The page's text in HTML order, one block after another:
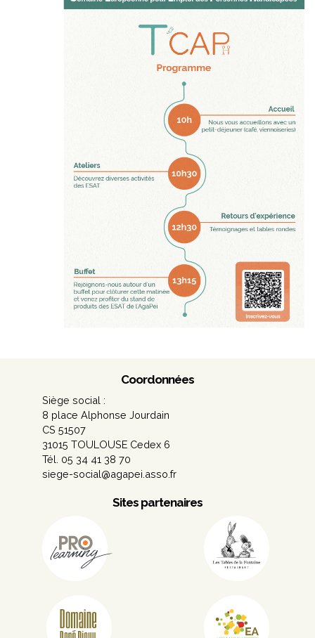
Coordonnées
Siège social :
8 place Alphonse Jourdain
CS 51507
31015 TOULOUSE Cedex 6
Tél. 05 34 41 38 70
siege-social@agapei.asso.fr
Sites partenaires